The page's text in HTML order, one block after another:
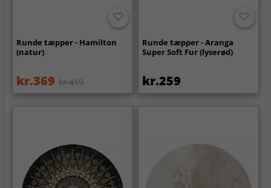
Runde tæpper - Hamilton
(natur)
kr.369 kr.419
Runde tæpper - Aranga
Super Soft Fur (lyserød)
kr.259